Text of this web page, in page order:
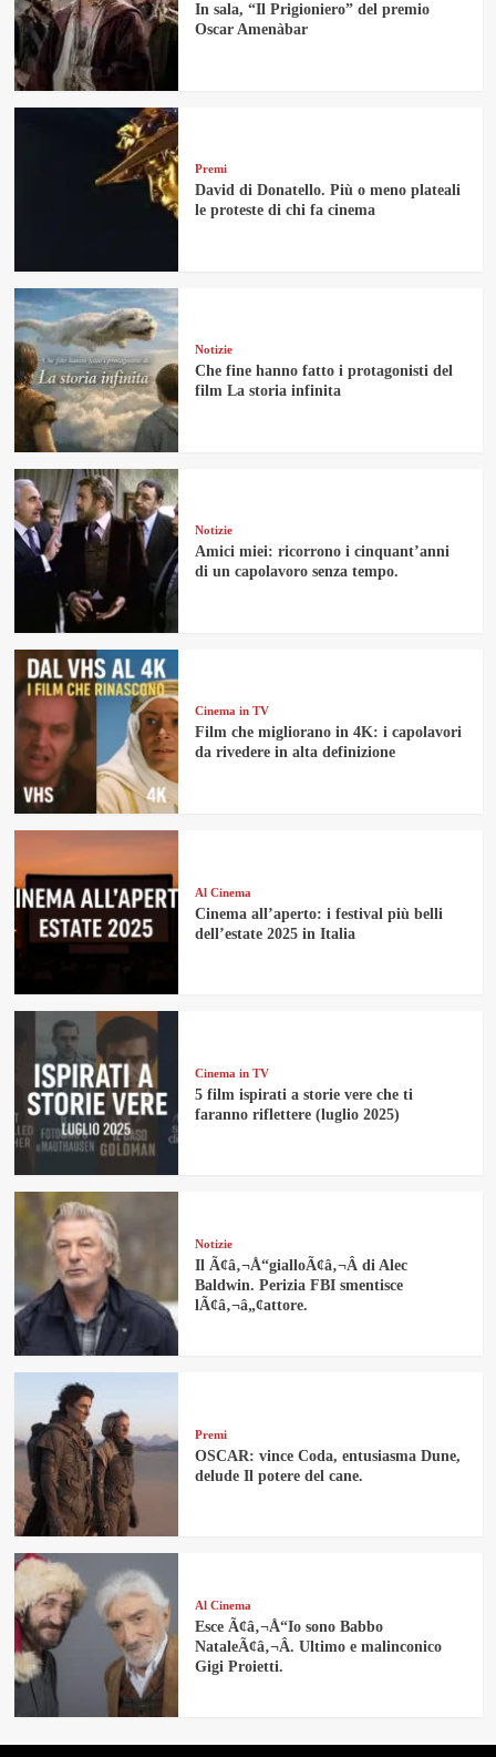
In sala, “Il Prigioniero” del premio
Oscar Amenàbar
Premi
David di Donatello. Più o meno plateali
le proteste di chi fa cinema
Notizie
Che fine hanno fatto i protagonisti del
film La storia infinita
Notizie
Amici miei: ricorrono i cinquant’anni
di un capolavoro senza tempo.
Cinema in TV
Film che migliorano in 4K: i capolavori
da rivedere in alta definizione
Al Cinema
Cinema all’aperto: i festival più belli
dell’estate 2025 in Italia
Cinema in TV
5 film ispirati a storie vere che ti
faranno riflettere (luglio 2025)
Notizie
Il Ã¢â‚¬Å“gialloÃ¢â‚¬Â di Alec
Baldwin. Perizia FBI smentisce
lÃ¢â‚¬â„¢attore.
Premi
OSCAR: vince Coda, entusiasma Dune,
delude Il potere del cane.
Al Cinema
Esce Ã¢â‚¬Å“Io sono Babbo
NataleÃ¢â‚¬Â. Ultimo e malinconico
Gigi Proietti.